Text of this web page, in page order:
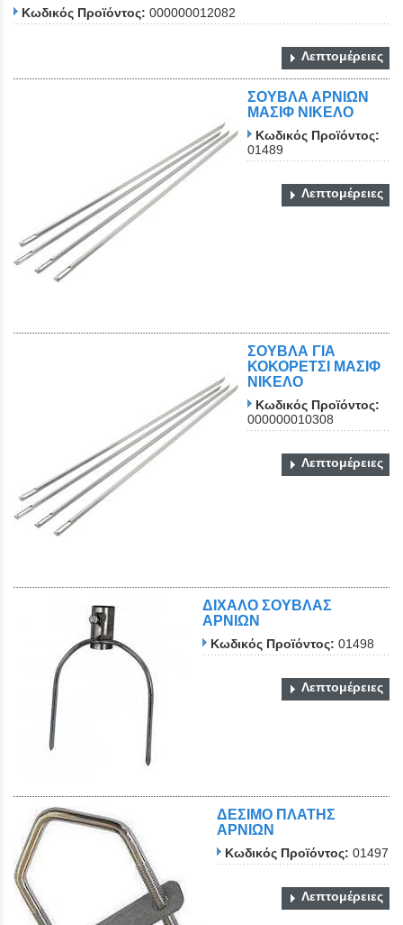
Κωδικός Προϊόντος: 000000012082
Λεπτομέρειες
ΣΟΥΒΛΑ ΑΡΝΙΩΝ
ΜΑΣΙΦ ΝΙΚΕΛΟ
Κωδικός Προϊόντος:
01489
Λεπτομέρειες
ΣΟΥΒΛΑ ΓΙΑ
ΚΟΚΟΡΕΤΣΙ ΜΑΣΙΦ
ΝΙΚΕΛΟ
Κωδικός Προϊόντος:
000000010308
Λεπτομέρειες
ΔΙΧΑΛΟ ΣΟΥΒΛΑΣ
ΑΡΝΙΩΝ
Κωδικός Προϊόντος: 01498
Λεπτομέρειες
ΔΕΣΙΜΟ ΠΛΑΤΗΣ
ΑΡΝΙΩΝ
Κωδικός Προϊόντος: 01497
Λεπτομέρειες